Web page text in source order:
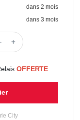
dans 2 mois
dans 3 mois
OFFERTE
City